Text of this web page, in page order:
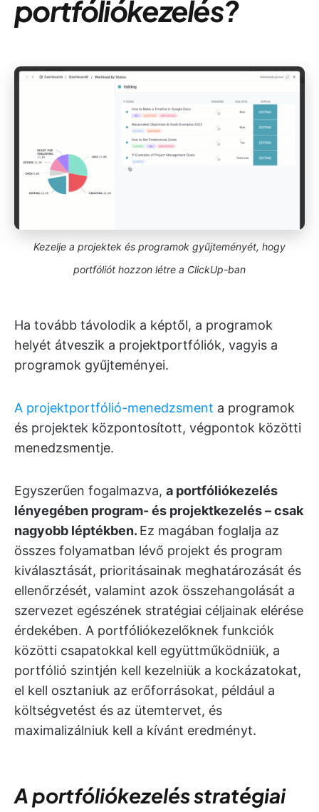
portfóliókezelés?
Kezelje a projektek és programok gyűjteményét, hogy
portfóliót hozzon létre a ClickUp-ban
Ha tovább távolodik a képtől, a programok
helyét átveszik a projektportfóliók, vagyis a
programok gyűjteményei.
A projektportfólió-menedzsment a programok
és projektek központosított, végpontok közötti
menedzsmentje.
Egyszerűen fogalmazva, a portfóliókezelés
lényegében program- és projektkezelés – csak
nagyobb léptékben. Ez magában foglalja az
összes folyamatban lévő projekt és program
kiválasztását, prioritásainak meghatározását és
ellenőrzését, valamint azok összehangolását a
szervezet egészének stratégiai céljainak elérése
érdekében. A portfóliókezelőknek funkciók
közötti csapatokkal kell együttműködniük, a
portfólió szintjén kell kezelniük a kockázatokat,
el kell osztaniuk az erőforrásokat, például a
költségvetést és az ütemtervet, és
maximalizálniuk kell a kívánt eredményt.
A portfóliókezelés stratégiai